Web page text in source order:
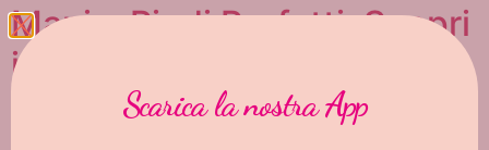
Mani e Piedi Perfetti: Scopri
i Trattamenti Esclusivi del
Nostro Centro Estetico
Scarica la nostra App